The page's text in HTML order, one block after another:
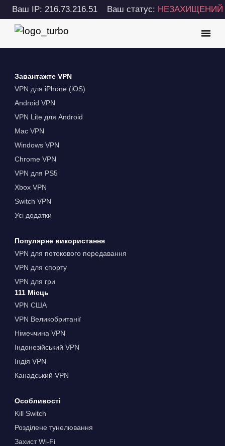
Ваш IP: 216.73.216.51 Ваш статус: НЕЗАХИЩЕНИЙ
Завантажте VPN
VPN для iPhone (iOS)
Android VPN
VPN Lite для Android
Mac VPN
Windows VPN
Chrome VPN
VPN для PS5
Xbox VPN
Switch VPN
Усі додатки
Популярне використання
VPN для потокового передавання
VPN для спорту
VPN для гри
111 Місць
VPN США
VPN Великобританії
Німеччина VPN
Індонезійський VPN
Індія VPN
Канадський VPN
Особливості
Kill Switch
Розділене тунелювання
Захист Wi-Fi